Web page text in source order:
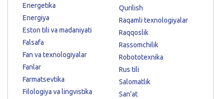
Energetika
Energiya
Eston tili va madaniyati
Falsafa
Fan va texnologiyalar
Fanlar
Farmatsevtika
Filologiya va lingvistika
Qurilish
Raqamli texnologiyalar
Raqqoslik
Rassomchilik
Robototexnika
Rus tili
Salomatlik
San'at